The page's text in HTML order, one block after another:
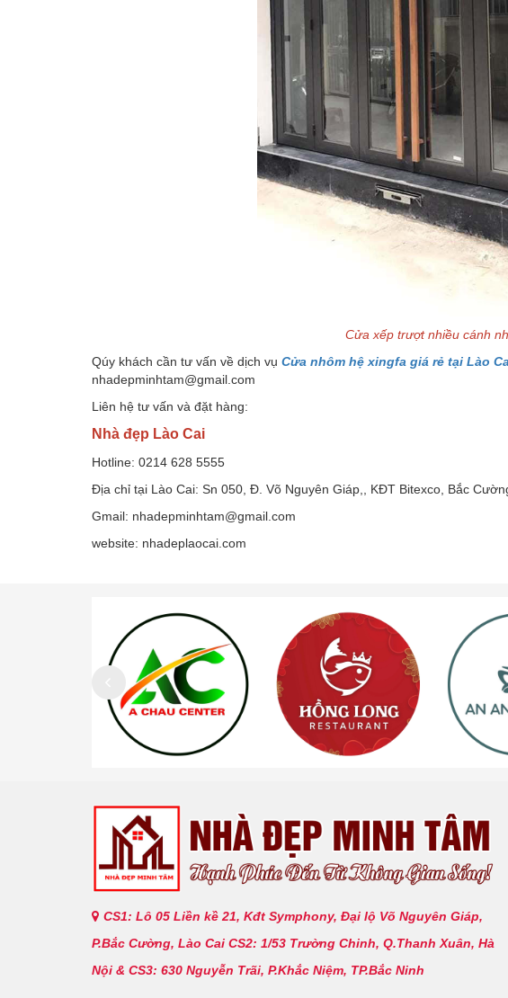
Cửa xếp trượt nhiều cánh
Qúy khách cần tư vấn về dịch vụ Cửa nhôm hệ xingfa giá rẻ tại Lào
nhadepminhtam@gmail.com
Liên hệ tư vấn và đặt hàng:
Nhà đẹp Lào Cai
Hotline: 0214 628 5555
Địa chỉ tại Lào Cai: Sn 050, Đ. Võ Nguyên Giáp,, KĐT Bitexco, Bắc
Gmail: nhadepminhtam@gmail.com
website: nhadeplaocai.com
CS1: Lô 05 Liền kề 21, Kđt Symphony, Đại lộ Võ Nguyên Giáp,
P.Bắc Cường, Lào Cai CS2: 1/53 Trường Chinh, Q.Thanh Xuân, Hà
Nội & CS3: 630 Nguyễn Trãi, P.Khắc Niệm, TP.Bắc Ninh